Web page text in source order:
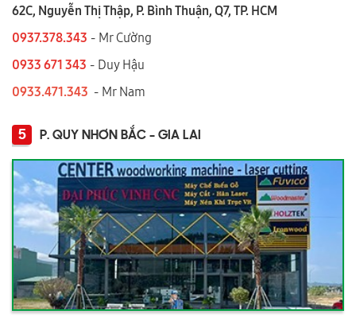
62C, Nguyễn Thị Thập, P. Bình Thuận, Q7, TP. HCM
0937.378.343 - Mr Cường
0933 671 343 - Duy Hậu
0933.471.343 - Mr Nam
5 P. QUY NHƠN BẮC - GIA LAI